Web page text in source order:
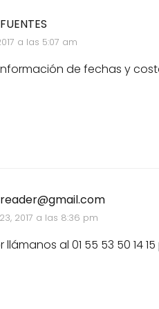
a las 5:07 am
de fechas y
2017 a las 8:36 pm
llámanos al 01 55 53 50 14